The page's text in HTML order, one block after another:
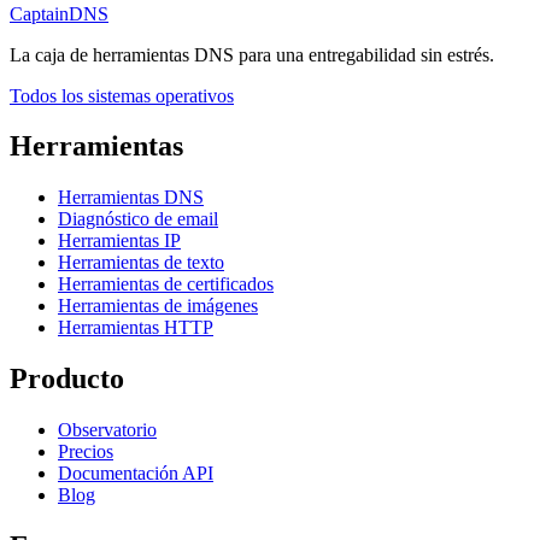
CaptainDNS
La caja de herramientas DNS para una entregabilidad sin estrés.
Todos los sistemas operativos
Herramientas
Herramientas DNS
Diagnóstico de email
Herramientas IP
Herramientas de texto
Herramientas de certificados
Herramientas de imágenes
Herramientas HTTP
Producto
Observatorio
Precios
Documentación API
Blog